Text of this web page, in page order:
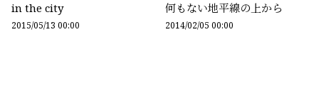
in the city
2015/05/13 00:00
何もない地平線の上から
2014/02/05 00:00